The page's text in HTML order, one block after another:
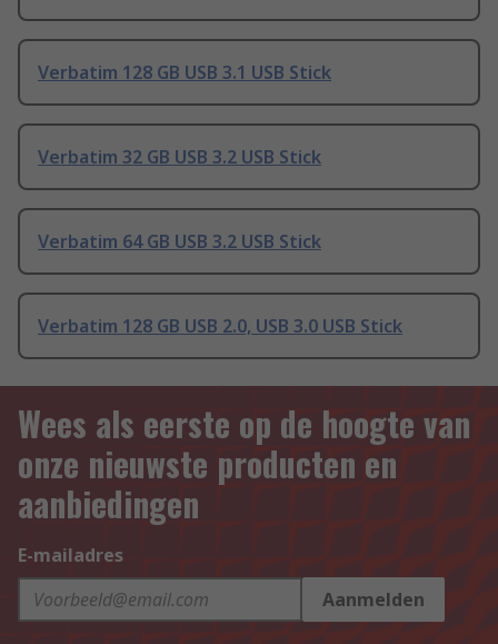
Verbatim 128 GB USB 3.1 USB Stick
Verbatim 32 GB USB 3.2 USB Stick
Verbatim 64 GB USB 3.2 USB Stick
Verbatim 128 GB USB 2.0, USB 3.0 USB Stick
Wees als eerste op de hoogte van
onze nieuwste producten en
aanbiedingen
E-mailadres
Aanmelden